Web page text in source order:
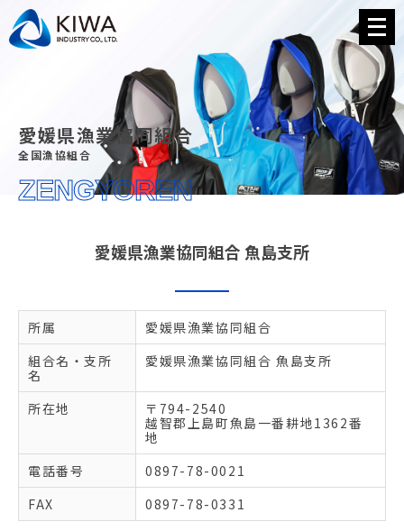
メ
ニ
ュ
ー
を
開
く
愛媛県漁業協同組合
全国漁協組合
ZENGYOREN
愛媛県漁業協同組合 魚島支所
所属
愛媛県漁業協同組合
組合名・支所
名
愛媛県漁業協同組合 魚島支所
所在地
〒794-2540
越智郡上島町魚島一番耕地1362番
地
電話番号
0897-78-0021
FAX
0897-78-0331